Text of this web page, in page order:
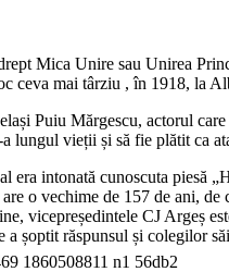
Mica Unire sau Unirea
ceva mai târziu , în 1918, la
Puiu Mărgescu, actorul
lungul vieții și să fie plătit ca
intonată cunoscuta piesă
o vechime de 157 de ani,
vicepreședintele CJ Argeș
șoptit răspunsul și colegilor